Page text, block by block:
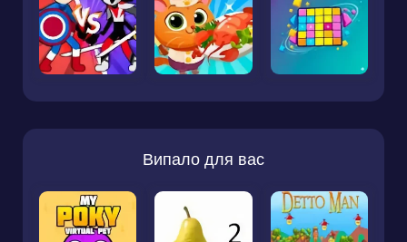
Випало для вас